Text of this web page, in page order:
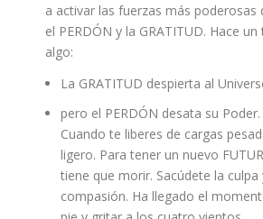
a activar las fuerzas más poderosas
el PERDÓN y la GRATITUD. Hace
algo:
La GRATITUD despierta al
pero el PERDÓN desata su Poder.
Cuando te liberes de cargas
ligero. Para tener un nuevo
tiene que morir. Sacúdete la culpa
compasión. Ha llegado el